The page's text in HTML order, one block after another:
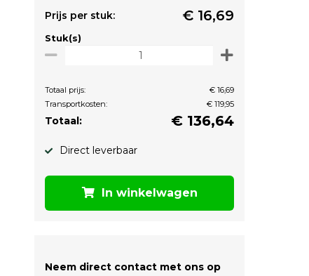
Prijs per stuk: € 16,69
Stuk(s)
Totaal prijs:
€ 16,69
Transportkosten:
€ 119,95
Totaal: € 136,64
Direct leverbaar
In winkelwagen
Neem direct contact met ons op